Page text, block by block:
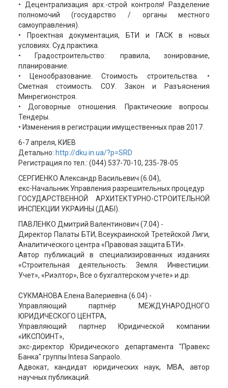
• Децентрализация арх.-строй контроля! Разделение
полномочий (государство / органы местного
самоуправления).
• Проектная документация, БТИ и ГАСК в новых
условиях. Суд.практика.
• Градостроительство: правила, зонирование,
планирование.
• Ценообразование. Стоимость строительства. •
Сметная стоимость. СОУ. Закон и Разъяснения
Минрегионстроя.
• Договорные отношения. Практические вопросы.
Тендеры.
• Изменения в регистрации имущественных прав 2017.
6-7 апреля, КИЕВ
Детально: http://dku.in.ua/?p=SRD
Регистрация по тел.: (044) 537-70-10, 235-78-05
СЕРГИЕНКО Александр Васильевич (6.04),
екс-Начальник Управления разрешительных процедур
ГОСУДАРСТВЕННОЙ АРХИТЕКТУРНО-СТРОИТЕЛЬНОЙ
ИНСПЕКЦИИ УКРАИНЫ (ДАБІ).
ПАВЛЕНКО Дмитрий Валентинович (7.04) -
Директор Палаты БТИ, Всеукраинской Третейской Лиги,
Аналитического центра «Правовая защита БТИ».
Автор публикаций в специализированных изданиях
«Строительная деятельность: Земля. Инвестиции.
Учет», «Риэлтор», Все о бухгалтерском учете» и др.
СУКМАНОВА Елена Валериевна (6.04) -
Управляющий партнёр МЕЖДУНАРОДНОГО
ЮРИДИЧЕСКОГО ЦЕНТРА,
Управляющий партнер Юридической компании
«ИКСПОИНТ»,
экс-директор Юридического департамента "Правекс
Банка" группы Intesa Sanpaolo.
Адвокат, кандидат юридических наук, МВА, автор
научных публикаций.